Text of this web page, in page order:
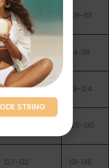
104-108 109-113
109-114 114-118
115-120 119-124
125-130
127-132 131-136
STRING